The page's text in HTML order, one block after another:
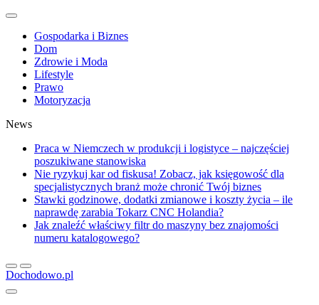
Gospodarka i Biznes
Dom
Zdrowie i Moda
Lifestyle
Prawo
Motoryzacja
News
Praca w Niemczech w produkcji i logistyce – najczęściej
poszukiwane stanowiska
Nie ryzykuj kar od fiskusa! Zobacz, jak księgowość dla
specjalistycznych branż może chronić Twój biznes
Stawki godzinowe, dodatki zmianowe i koszty życia – ile
naprawdę zarabia Tokarz CNC Holandia?
Jak znaleźć właściwy filtr do maszyny bez znajomości
numeru katalogowego?
Dochodowo.pl